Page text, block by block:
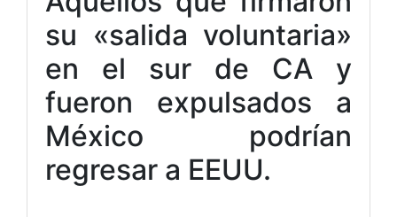
su «salida voluntaria»
en el sur de CA y
fueron expulsados a
México podrían
regresar a EEUU.